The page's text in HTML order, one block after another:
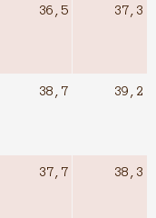
36,5 37,3
38,7 39,2
37,7 38,3